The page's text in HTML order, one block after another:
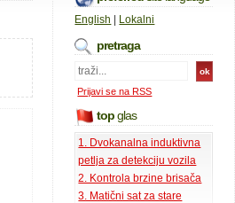
English Lokalni
pretraga
Prijavi se na RSS
topglas
1. Dvokanalna induktivna
petlja za detekciju vozila
2. Kontrola brzine brisača
3. Matični sat za stare